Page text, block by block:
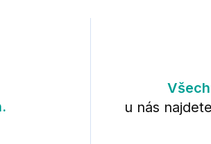
u nás najdete